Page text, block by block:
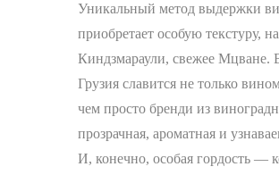
Уникальный метод выдержки
приобретает особую текстуру,
Киндзмараули, свежее Мцване.
Грузия славится не только
чем просто бренди из
прозрачная, ароматная и
И, конечно, особая гордость —